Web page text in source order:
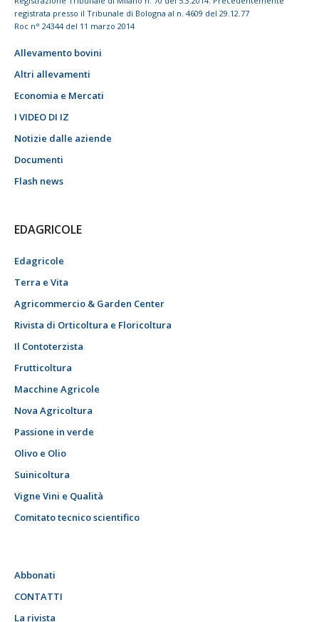
registrata presso il Tribunale di Bologna al n. 4609 del 29.12.77
Roc n° 24344 del 11 marzo 2014
Allevamento bovini
Altri allevamenti
Economia e Mercati
I VIDEO DI IZ
Notizie dalle aziende
Documenti
Flash news
EDAGRICOLE
Edagricole
Terra e Vita
Agricommercio & Garden Center
Rivista di Orticoltura e Floricoltura
Il Contoterzista
Frutticoltura
Macchine Agricole
Nova Agricoltura
Passione in verde
Olivo e Olio
Suinicoltura
Vigne Vini e Qualità
Comitato tecnico scientifico
Abbonati
CONTATTI
La rivista